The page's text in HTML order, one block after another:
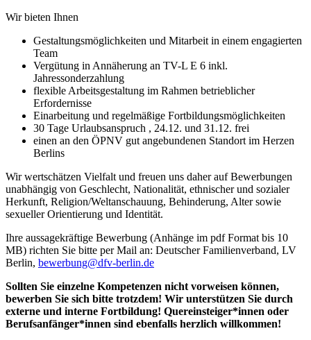
Wir bieten Ihnen
Gestaltungsmöglichkeiten und Mitarbeit in einem engagierten
Team
Vergütung in Annäherung an TV-L E 6 inkl.
Jahressonderzahlung
flexible Arbeitsgestaltung im Rahmen betrieblicher
Erfordernisse
Einarbeitung und regelmäßige Fortbildungsmöglichkeiten
30 Tage Urlaubsanspruch , 24.12. und 31.12. frei
einen an den ÖPNV gut angebundenen Standort im Herzen
Berlins
Wir wertschätzen Vielfalt und freuen uns daher auf Bewerbungen
unabhängig von Geschlecht, Nationalität, ethnischer und sozialer
Herkunft, Religion/Weltanschauung, Behinderung, Alter sowie
sexueller Orientierung und Identität.
Ihre aussagekräftige Bewerbung (Anhänge im pdf Format bis 10
MB) richten Sie bitte per Mail an: Deutscher Familienverband, LV
Berlin, bewerbung@dfv-berlin.de
Sollten Sie einzelne Kompetenzen nicht vorweisen können,
bewerben Sie sich bitte trotzdem! Wir unterstützen Sie durch
externe und interne Fortbildung! Quereinsteiger*innen oder
Berufsanfänger*innen sind ebenfalls herzlich willkommen!